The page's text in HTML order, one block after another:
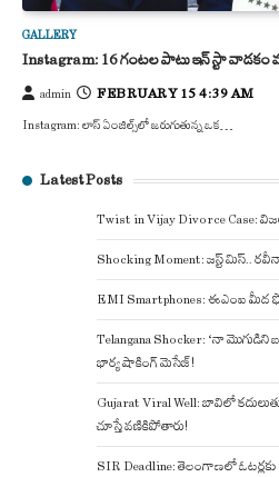
GALLERY
Instagram: 16 గంటల పాటు ఇన్ స్టా వాడకం
admin FEBRUARY 15 4:39 AM
Instagram: లాస్ ఏంజిల్స్‌లో జరుగుతున్న ఒక…
Latest Posts
Twist in Vijay Divorce Case:
Shocking Moment: జస్ట్ మిస్..
EMI Smartphones: ఈఎంఐ మీద
Telangana Shocker: ‘నా
భార్య షాకింగ్ మెసేజ్!
Gujarat Viral Well: బావిలో
చూస్తే వణికిపోతారు!
SIR Deadline: తెలంగాణలో